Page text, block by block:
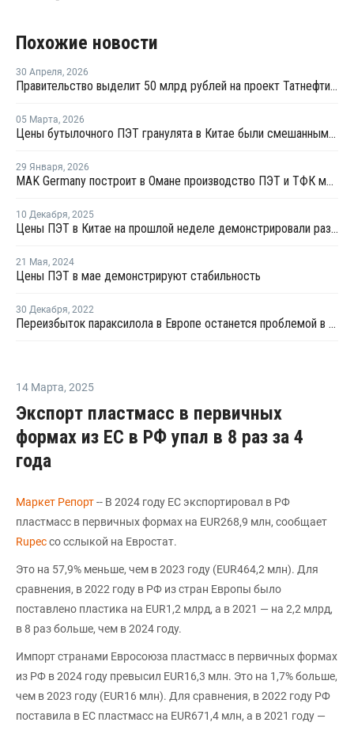
Похожие новости
30 Апреля, 2026
Правительство выделит 50 млрд рублей на проект Татнефти по производству ПЭТ
05 Марта, 2026
Цены бутылочного ПЭТ гранулята в Китае были смешанными в феврале
29 Января, 2026
MAK Germany построит в Омане производство ПЭТ и ТФК мощностью 1,5 млн тонн
10 Декабря, 2025
Цены ПЭТ в Китае на прошлой неделе демонстрировали различные тренды
21 Мая, 2024
Цены ПЭТ в мае демонстрируют стабильность
30 Декабря, 2022
Переизбыток параксилола в Европе останется проблемой в 2023 году на фоне расширения мощностей в Азии и слабого спроса
14 Марта, 2025
Экспорт пластмасс в первичных
формах из ЕС в РФ упал в 8 раз за 4
года
Маркет Репорт-- В 2024 году ЕС экспортировал в РФ
пластмасс в первичных формах на EUR268,9 млн, сообщает
Rupecсо сслыкой на Евростат.
Это на 57,9% меньше, чем в 2023 году (EUR464,2 млн). Для
сравнения, в 2022 году в РФ из стран Европы было
поставлено пластика на EUR1,2 млрд, а в 2021 — на 2,2 млрд,
в 8 раз больше, чем в 2024 году.
Импорт странами Евросоюза пластмасс в первичных формах
из РФ в 2024 году превысил EUR16,3 млн. Это на 1,7% больше,
чем в 2023 году (EUR16 млн). Для сравнения, в 2022 году РФ
поставила в ЕС пластмасс на EUR671,4 млн, а в 2021 году —